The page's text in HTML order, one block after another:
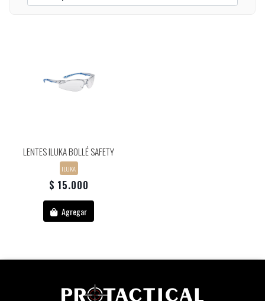
LENTES ILUKA BOLLÉ SAFETY
ILUKA
$ 15.000
Agregar